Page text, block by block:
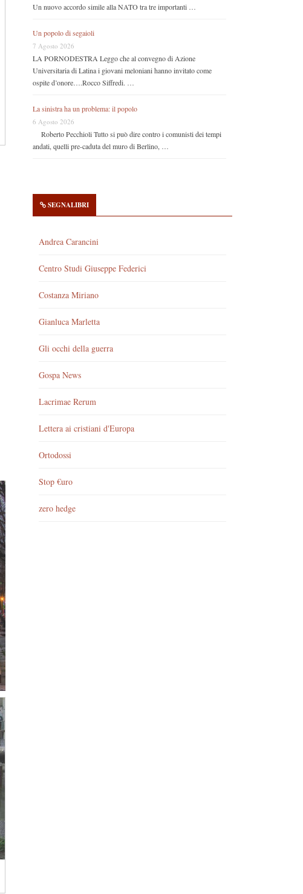
Un nuovo accordo simile alla NATO tra tre importanti …
Un popolo di segaioli
7 Agosto 2026
LA PORNODESTRA Leggo che al convegno di Azione
Universitaria di Latina i giovani meloniani hanno invitato come
ospite d’onore….Rocco Siffredi. …
La sinistra ha un problema: il popolo
6 Agosto 2026
Roberto Pecchioli Tutto si può dire contro i comunisti dei tempi
andati, quelli pre-caduta del muro di Berlino, …
SEGNALIBRI
Andrea Carancini
Centro Studi Giuseppe Federici
Costanza Miriano
Gianluca Marletta
Gli occhi della guerra
Gospa News
Lacrimae Rerum
Lettera ai cristiani d'Europa
Ortodossi
Stop €uro
zero hedge